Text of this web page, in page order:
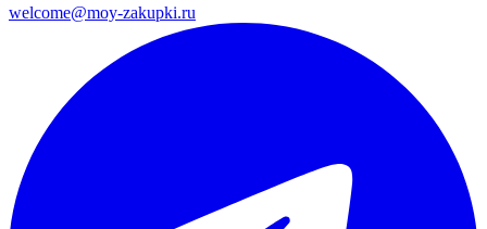
welcome@moy-zakupki.ru